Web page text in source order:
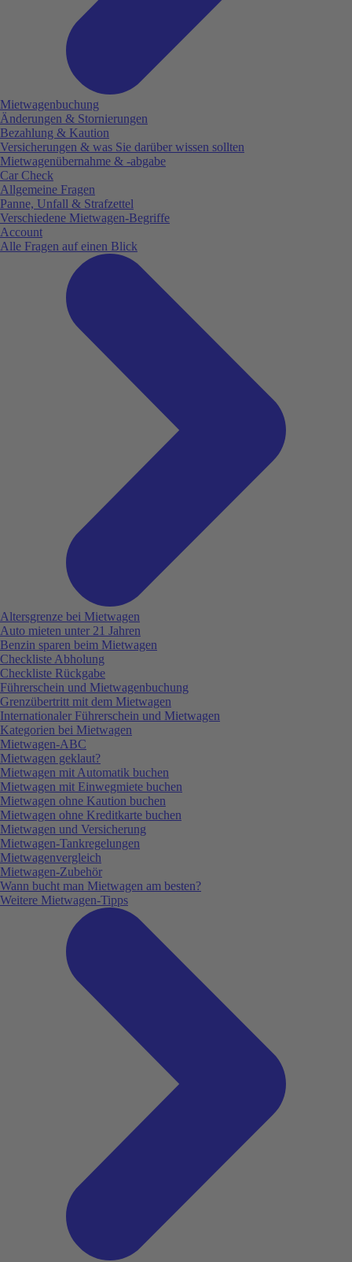
Mietwagenbuchung
Änderungen & Stornierungen
Bezahlung & Kaution
Versicherungen & was Sie darüber wissen sollten
Mietwagenübernahme & -abgabe
Car Check
Allgemeine Fragen
Panne, Unfall & Strafzettel
Verschiedene Mietwagen-Begriffe
Account
Alle Fragen auf einen Blick
Altersgrenze bei Mietwagen
Auto mieten unter 21 Jahren
Benzin sparen beim Mietwagen
Checkliste Abholung
Checkliste Rückgabe
Führerschein und Mietwagenbuchung
Grenzübertritt mit dem Mietwagen
Internationaler Führerschein und Mietwagen
Kategorien bei Mietwagen
Mietwagen-ABC
Mietwagen geklaut?
Mietwagen mit Automatik buchen
Mietwagen mit Einwegmiete buchen
Mietwagen ohne Kaution buchen
Mietwagen ohne Kreditkarte buchen
Mietwagen und Versicherung
Mietwagen-Tankregelungen
Mietwagenvergleich
Mietwagen-Zubehör
Wann bucht man Mietwagen am besten?
Weitere Mietwagen-Tipps